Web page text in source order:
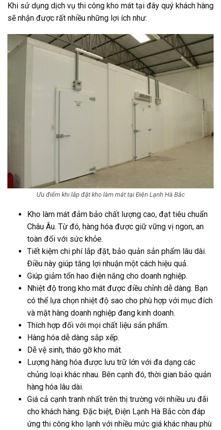
Khi sử dụng dịch vụ thi công kho mát tại đây quý khách hàng
sẽ nhận được rất nhiều những lợi ích như:
Ưu điểm khi lắp đặt kho làm mát tại Điện Lạnh Hà Bắc
Kho làm mát đảm bảo chất lượng cao, đạt tiêu chuẩn
Châu Âu. Từ đó, hàng hóa được giữ vững vị ngon, an
toàn đối với sức khỏe.
Tiết kiệm chi phí lắp đặt, bảo quản sản phẩm lâu dài.
Điều này giúp tăng lợi nhuận một cách hiệu quả.
Giúp giảm tổn hao điện năng cho doanh nghiệp.
Nhiệt độ trong kho mát được điều chỉnh dễ dàng. Bạn
có thể lựa chọn nhiệt độ sao cho phù hợp với mục đích
và mặt hàng doanh nghiệp đang kinh doanh.
Thích hợp đối với mọi chất liệu sản phẩm.
Hàng hóa dễ dàng sắp xếp.
Dễ vệ sinh, tháo gỡ kho mát.
Lượng hàng hóa được lưu trữ lớn với đa dạng các
chủng loại khác nhau. Bên cạnh đó, thời gian bảo quản
hàng hóa lâu dài.
Giá cả cạnh tranh nhất trên thị trường với nhiều ưu đãi
cho khách hàng. Đặc biệt, Điện Lạnh Hà Bắc còn đáp
ứng thi công kho lạnh với nhiều mức giá khác nhau phù